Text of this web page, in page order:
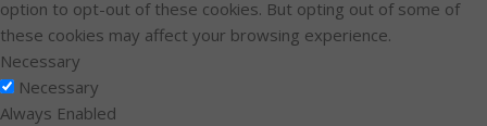
option to opt-out of these cookies. But opting out of some of
these cookies may affect your browsing experience.
Necessary
Necessary
Always Enabled